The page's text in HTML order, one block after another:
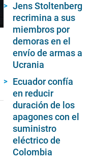
Jens Stoltenberg
recrimina a sus
miembros por
demoras en el
envío de armas a
Ucrania
Ecuador confía
en reducir
duración de los
apagones con el
suministro
eléctrico de
Colombia